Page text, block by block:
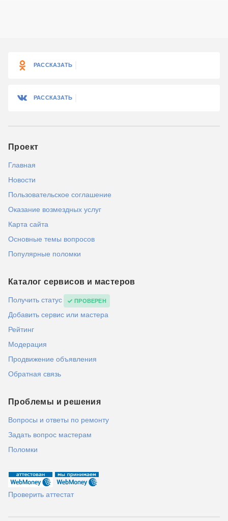
РАССКАЗАТЬ
РАССКАЗАТЬ
Проект
Главная
Новости
Пользовательское соглашение
Оказание возмездных услуг
Карта сайта
Основные темы вопросов
Популярные поломки
Каталог сервисов и мастеров
Получить статус ПРОВЕРЕН
Добавить сервис или мастера
Рейтинг
Модерация
Продвижение объявления
Обратная связь
Проблемы и решения
Вопросы и ответы по ремонту
Задать вопрос мастерам
Поломки
Проверить аттестат